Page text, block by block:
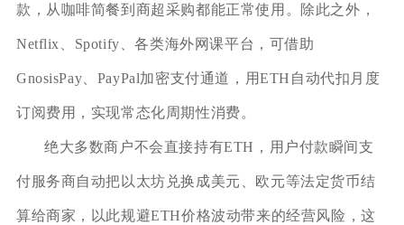
款，从咖啡简餐到商超采购都能正常使用。除此之外，
Netflix、Spotify、各类海外网课平台，可借助
GnosisPay、PayPal加密支付通道，用ETH自动代扣月度
订阅费用，实现常态化周期性消费。
绝大多数商户不会直接持有ETH，用户付款瞬间支
付服务商自动把以太坊兑换成美元、欧元等法定货币结
算给商家，以此规避ETH价格波动带来的经营风险，这